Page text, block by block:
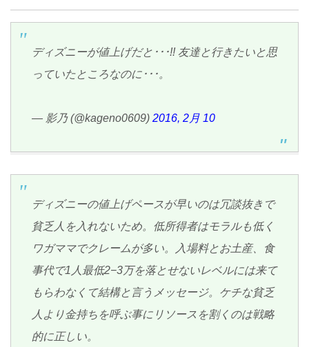
ディズニーが値上げだと･･･!! 友達と行きたいと思
っていたところなのに･･･。
— 影乃 (@kageno0609) 2016, 2月 10
ディズニーの値上げペースが早いのは冗談抜きで
貧乏人を入れないため。低所得者はモラルも低く
ワガママでクレームが多い。入場料とお土産、食
事代で1人最低2−3万を落とせないレベルには来て
もらわなくて結構と言うメッセージ。ケチな貧乏
人より金持ちを呼ぶ事にリソースを割くのは戦略
的に正しい。